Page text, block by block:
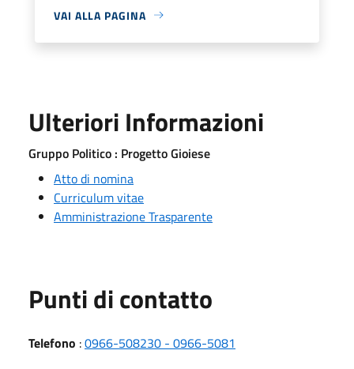
VAI ALLA PAGINA
Ulteriori Informazioni
Gruppo Politico : Progetto Gioiese
Atto di nomina
Curriculum vitae
Amministrazione Trasparente
Punti di contatto
Telefono :0966-508230 - 0966-5081